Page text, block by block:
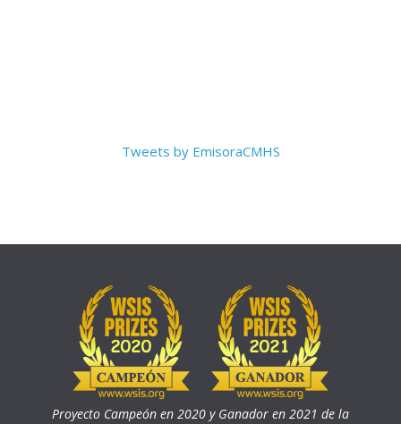
Tweets by EmisoraCMHS
Proyecto Campeón en 2020 y Ganador en 2021 de la